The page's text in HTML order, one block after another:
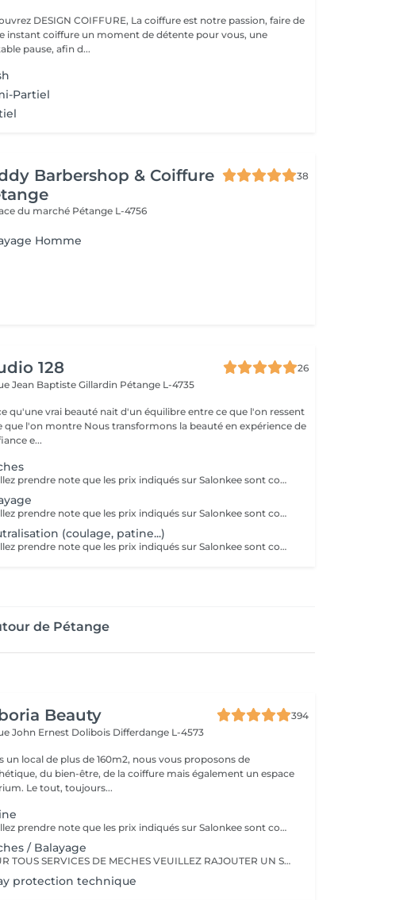
DESIGN COIFFURE, La coiffure est notre passion, faire de
instant coiffure un moment de détente pour vous, une
pause, afin d...
Partiel
Barbershop & Coiffure
38
du marché Pétange L-4756
Homme
128
26
Jean Baptiste Gillardin Pétange L-4735
qu'une vrai beauté nait d'un équilibre entre ce que l'on ressent
Nous transformons la beauté en expérience de
e...
Veuillez prendre note que les prix indiqués sur Salonkee sont communiqués à titre informatif et s'entendent de base. Ces derniers sont susceptibles de varier selon le diagnostic réalisé à votre arrivée au salon et l'expertise du professionnel à qui vous confiez votre beauté. Dans tous les cas, un devis précis vous sera proposé et toutes réalisations de prestations seront effectuées avec votre accord. Un grand merci d'avance pour votre compréhension. Au plaisir de vous recevoir très vite.
Veuillez prendre note que les prix indiqués sur Salonkee sont communiqués à titre informatif et s'entendent de base. Ces derniers sont susceptibles de varier selon le diagnostic réalisé à votre arrivée au salon et l'expertise du professionnel à qui vous confiez votre beauté. Dans tous les cas, un devis précis vous sera proposé et toutes réalisations de prestations seront effectuées avec votre accord. Un grand merci d'avance pour votre compréhension. Au plaisir de vous recevoir très vite.
(coulage, patine...)
Veuillez prendre note que les prix indiqués sur Salonkee sont communiqués à titre informatif et s'entendent de base. Ces derniers sont susceptibles de varier selon le diagnostic réalisé à votre arrivée au salon et l'expertise du professionnel à qui vous confiez votre beauté. Dans tous les cas, un devis précis vous sera proposé et toutes réalisations de prestations seront effectuées avec votre accord. Un grand merci d'avance pour votre compréhension. Au plaisir de vous recevoir très vite.
de Pétange
Beauty
394
John Ernest Dolibois Differdange L-4573
un local de plus de 160m2, nous vous proposons de
du bien-être, de la coiffure mais également un espace
Le tout, toujours...
Veuillez prendre note que les prix indiqués sur Salonkee sont communiqués à titre informatif et s'entendent de base. Ces derniers sont susceptibles de varier selon le diagnostic réalisé à votre arrivée au salon et l'expertise du professionnel à qui vous confiez votre beauté. Dans tous les cas, un devis précis vous sera proposé et toutes réalisations de prestations seront effectuées avec votre accord. Un grand merci d'avance pour votre compréhension. Au plaisir de vous recevoir très vite.
/ Balayage
POUR TOUS SERVICES DE MECHES VEUILLEZ RAJOUTER UN SERVICE PATINE DANS VOTRE PRISE DE RENDEZ-VOUS Les prix indiqués sur Salonkee sont communiqués à titre informatif et s'entendent de base. Ces derniers sont susceptibles de varier selon le diagnostic réalisé à votre arrivée au salon et l'expertise du professionnel à qui vous confiez votre beauté. Dans tous les cas, un devis précis vous sera proposé et toutes réalisations de prestations seront effectuées avec votre accord. Un grand merci d'avance pour votre compréhension. Au plaisir de vous recevoir très vite.
protection technique